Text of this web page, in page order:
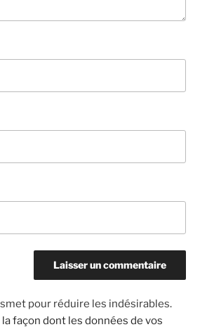
pour réduire les indésirables.
façon dont les données de vos